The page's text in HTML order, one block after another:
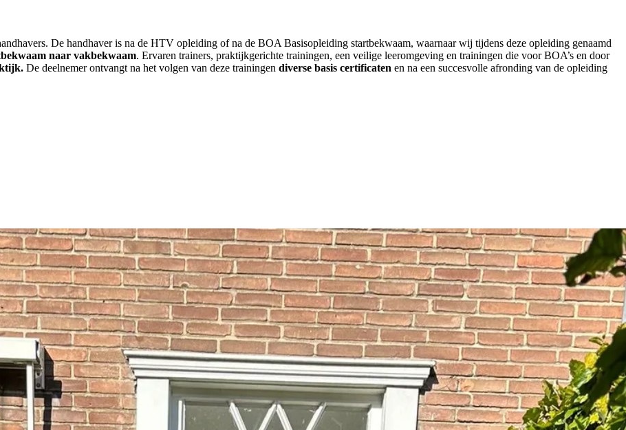
De handhaver is na de HTV opleiding of na de BOA Basisopleiding startbekwaam, waarnaar wij tijdens deze opleiding genaamd
naar vakbekwaam. Ervaren trainers, praktijkgerichte trainingen, een veilige leeromgeving en trainingen die voor BOA’s en door
De deelnemer ontvangt na het volgen van deze trainingen diverse basis certificaten en na een succesvolle afronding van de opleiding